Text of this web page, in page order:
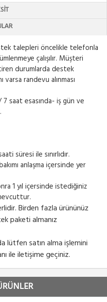
talepleri öncelikle telefonla
çalışılır. Müşteri
durumlarda destek
randevu alınması
saat esasında- iş gün ve
süresi ile sınırlıdır.
anlaşma içersinde yer
1 yıl içersinde istediğiniz
Birden fazla ürününüz
paketi almanız
lütfen satın alma işlemini
ile iletişime geçiniz.